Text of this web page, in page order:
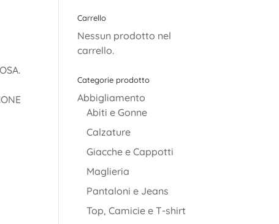
Carrello
Nessun prodotto nel
carrello.
Categorie prodotto
Abbigliamento
Abiti e Gonne
Calzature
Giacche e Cappotti
Maglieria
Pantaloni e Jeans
Top, Camicie e T-shirt